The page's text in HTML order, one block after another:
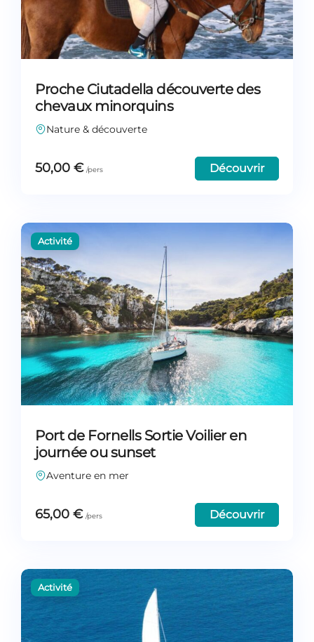
Proche Ciutadella découverte des
chevaux minorquins
Nature & découverte
50,00 € Découvrir
Port de Fornells Sortie Voilier en
journée ou sunset
Aventure en mer
65,00 € Découvrir